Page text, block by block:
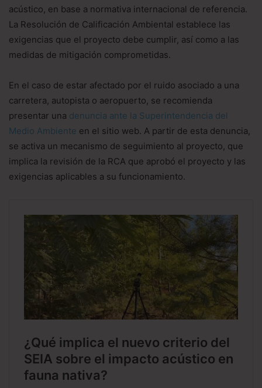
acústico, en base a normativa internacional de referencia.
La Resolución de Calificación Ambiental establece las
exigencias que el proyecto debe cumplir, así como a las
medidas de mitigación comprometidas.
En el caso de estar afectado por el ruido asociado a una
carretera, autopista o aeropuerto, se recomienda
presentar una denuncia ante la Superintendencia del
Medio Ambiente en el sitio web. A partir de esta denuncia,
se activa un mecanismo de seguimiento al proyecto, que
implica la revisión de la RCA que aprobó el proyecto y las
exigencias aplicables a su funcionamiento.